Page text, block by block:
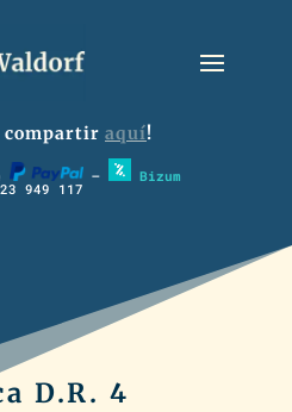
compartir aquí!
– Bizum
949 117
D.R. 4